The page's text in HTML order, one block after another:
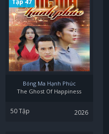
Tập 47
Bóng Ma Hạnh Phúc
The Ghost Of Happiness
50 Tập 2026